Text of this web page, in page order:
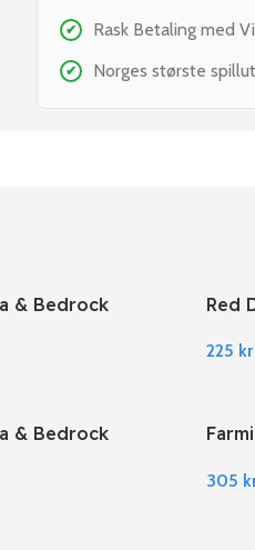
✔ Rask Betaling med
✔ Norges største
& Bedrock
Red
225 kr
& Bedrock
305